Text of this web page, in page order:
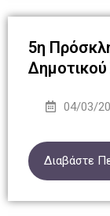
5η
04/03/
Διαβάστε